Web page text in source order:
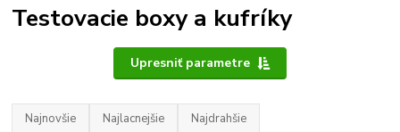
Testovacie boxy a kufríky
Upresniť parametre
Najnovšie Najlacnejšie Najdrahšie